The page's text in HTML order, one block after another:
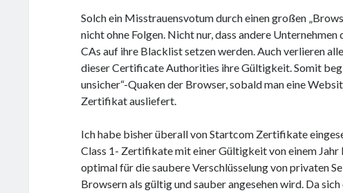
Solch ein Misstrauensvotum durch einen großen
nicht ohne Folgen. Nicht nur, dass andere
CAs auf ihre Blacklist setzen werden. Auch verlieren
dieser Certificate Authorities ihre Gültigkeit. Somit
unsicher“-Quaken der Browser, sobald man eine
Zertifikat ausliefert.
Ich habe bisher überall von Startcom Zertifikate
Class 1- Zertifikate mit einer Gültigkeit von einem Jahr
optimal für die saubere Verschlüsselung von privaten
Browsern als gültig und sauber angesehen wird. Da